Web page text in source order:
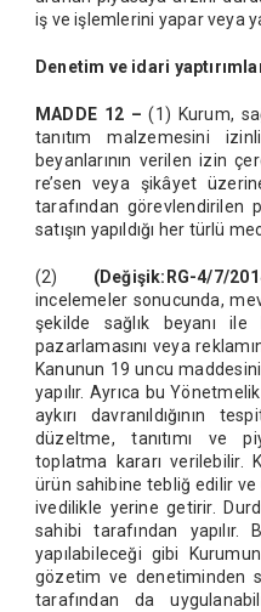
iş ve işlemlerini yapar veya
Denetim ve idari
MADDE 12 –(1) Kurum,
tanıtım malzemesini
beyanlarının verilen izin
re’sen veya şikâyet
tarafından görevlendirilen
satışın yapıldığı her türlü
(2) (Değişik:RG-4/7/
incelemeler sonucunda,
şekilde sağlık beyanı ile
pazarlamasını veya
Kanunun 19 uncu
yapılır. Ayrıca bu
aykırı davranıldığının
düzeltme, tanıtımı ve
toplatma kararı verilebilir.
ürün sahibine tebliğ edilir ve
ivedilikle yerine getirir.
sahibi tarafından yapılır.
yapılabileceği gibi
gözetim ve denetiminden
tarafından da